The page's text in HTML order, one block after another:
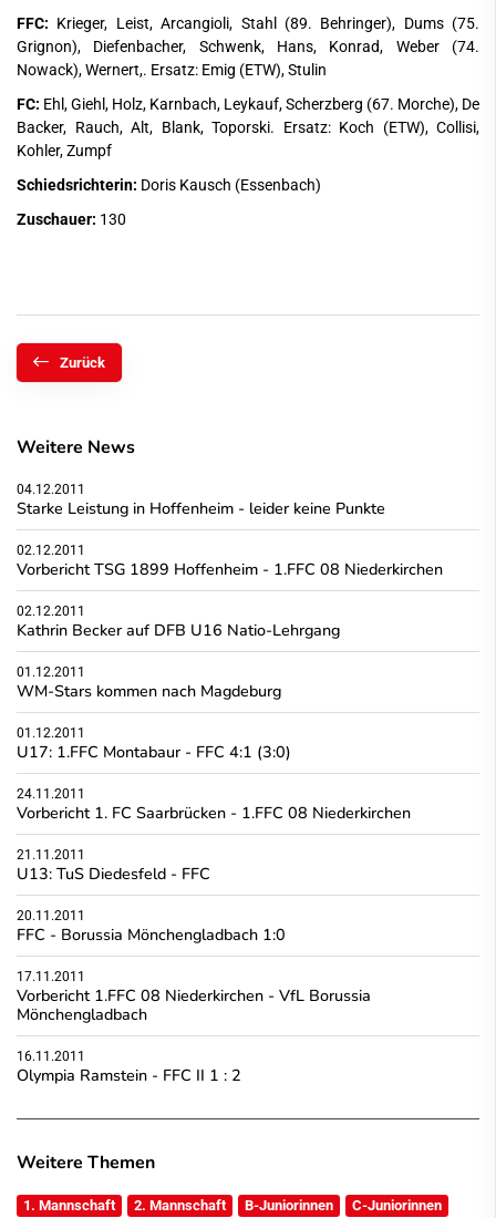
FFC: Krieger, Leist, Arcangioli, Stahl (89. Behringer), Dums (75.
Grignon), Diefenbacher, Schwenk, Hans, Konrad, Weber (74.
Nowack), Wernert,. Ersatz: Emig (ETW), Stulin
FC: Ehl, Giehl, Holz, Karnbach, Leykauf, Scherzberg (67. Morche), De
Backer, Rauch, Alt, Blank, Toporski. Ersatz: Koch (ETW), Collisi,
Kohler, Zumpf
Schiedsrichterin: Doris Kausch (Essenbach)
Zuschauer: 130
Zurück
Weitere News
04.12.2011
Starke Leistung in Hoffenheim - leider keine Punkte
02.12.2011
Vorbericht TSG 1899 Hoffenheim - 1.FFC 08 Niederkirchen
02.12.2011
Kathrin Becker auf DFB U16 Natio-Lehrgang
01.12.2011
WM-Stars kommen nach Magdeburg
01.12.2011
U17: 1.FFC Montabaur - FFC 4:1 (3:0)
24.11.2011
Vorbericht 1. FC Saarbrücken - 1.FFC 08 Niederkirchen
21.11.2011
U13: TuS Diedesfeld - FFC
20.11.2011
FFC - Borussia Mönchengladbach 1:0
17.11.2011
Vorbericht 1.FFC 08 Niederkirchen - VfL Borussia
Mönchengladbach
16.11.2011
Olympia Ramstein - FFC II 1 : 2
Weitere Themen
1. Mannschaft 2. Mannschaft B-Juniorinnen C-Juniorinnen